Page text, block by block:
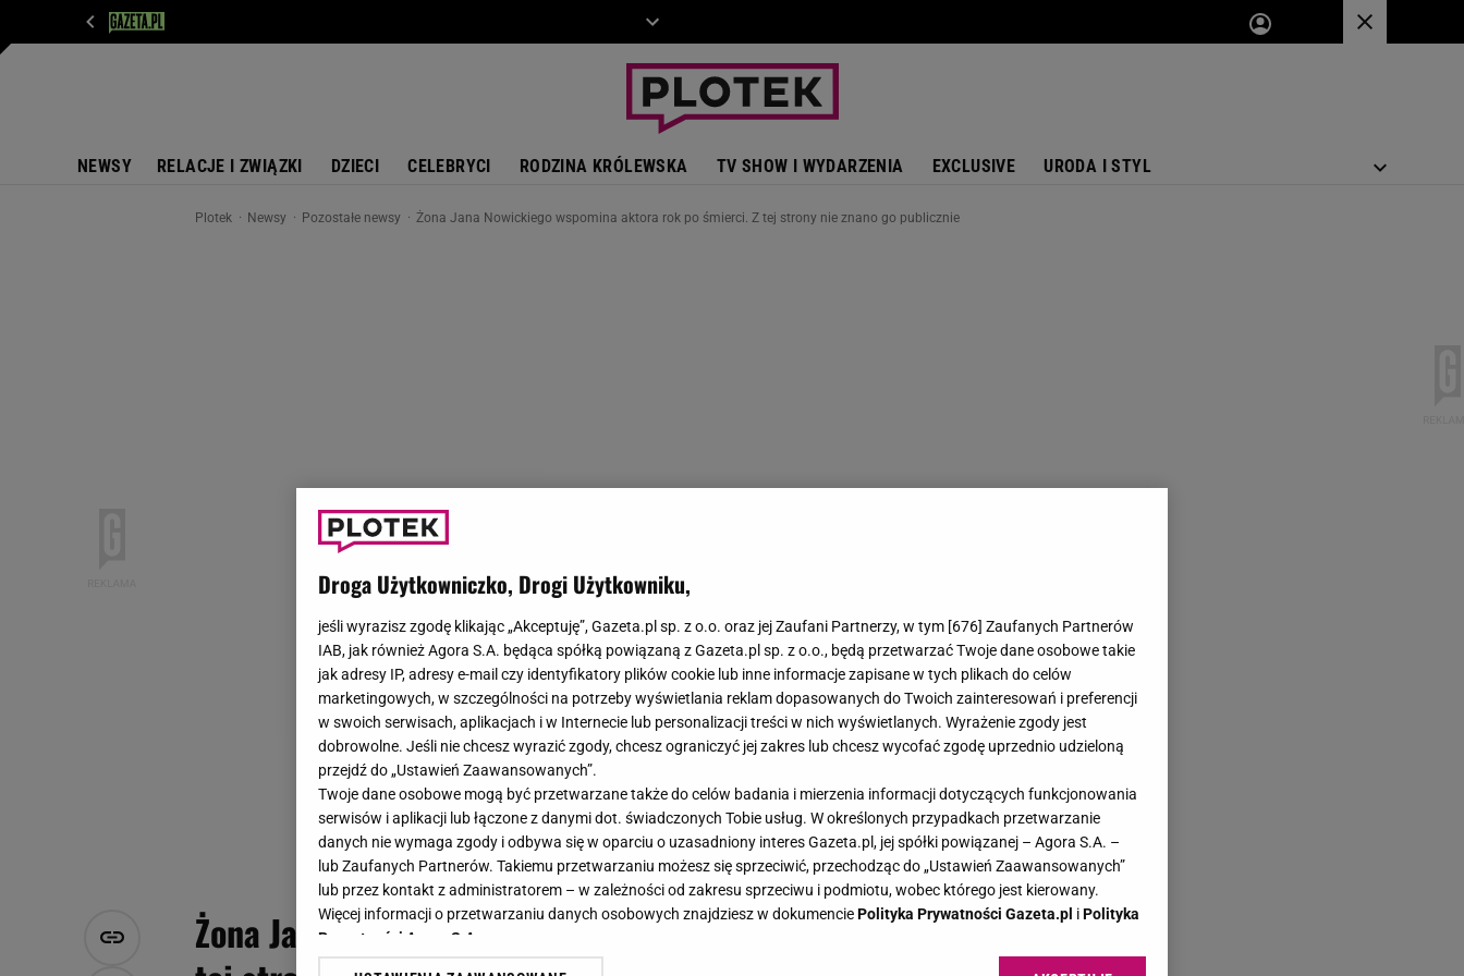
NEWSY RELACJE I ZWIĄZKI DZIECI CELEBRYCI RODZINA KRÓLEWSKA TV SHOW I WYDARZENIA EXCLUSIVE URODA I STYL
Plotek Newsy Pozostałe newsy Żona Jana Nowickiego wspomina aktora rok po śmierci. Z tej strony nie znano go publicznie
Żona Jana Nowickiego wspomina aktora rok po śmierci. Z
Droga Użytkowniczko, Drogi Użytkowniku,
jeśli wyrazisz zgodę klikając „Akceptuję”, Gazeta.pl sp. z o.o. oraz jej Zaufani Partnerzy, w tym [676] Zaufanych Partnerów
IAB, jak również Agora S.A. będąca spółką powiązaną z Gazeta.pl sp. z o.o., będą przetwarzać Twoje dane osobowe takie
jak adresy IP, adresy e-mail czy identyfikatory plików cookie lub inne informacje zapisane w tych plikach do celów
marketingowych, w szczególności na potrzeby wyświetlania reklam dopasowanych do Twoich zainteresowań i preferencji
w swoich serwisach, aplikacjach i w Internecie lub personalizacji treści w nich wyświetlanych. Wyrażenie zgody jest
dobrowolne. Jeśli nie chcesz wyrazić zgody, chcesz ograniczyć jej zakres lub chcesz wycofać zgodę uprzednio udzieloną
przejdź do „Ustawień Zaawansowanych”.
Twoje dane osobowe mogą być przetwarzane także do celów badania i mierzenia informacji dotyczących funkcjonowania
serwisów i aplikacji lub łączone z danymi dot. świadczonych Tobie usług. W określonych przypadkach przetwarzanie
danych nie wymaga zgody i odbywa się w oparciu o uzasadniony interes Gazeta.pl, jej spółki powiązanej – Agora S.A. –
lub Zaufanych Partnerów. Takiemu przetwarzaniu możesz się sprzeciwić, przechodząc do „Ustawień Zaawansowanych”
lub przez kontakt z administratorem – w zależności od zakresu sprzeciwu i podmiotu, wobec którego jest kierowany.
Więcej informacji o przetwarzaniu danych osobowych znajdziesz w dokumenciePolityka Prywatności Gazeta.pl iPolityka
Prywatności Agora S.A.